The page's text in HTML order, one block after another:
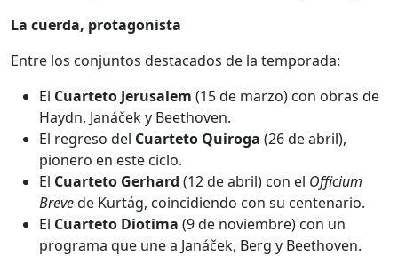
La cuerda, protagonista
Entre los conjuntos destacados de la temporada:
El Cuarteto Jerusalem (15 de marzo) con obras de
Haydn, Janáček y Beethoven.
El regreso del Cuarteto Quiroga (26 de abril),
pionero en este ciclo.
El Cuarteto Gerhard (12 de abril) con el Officium
Brevede Kurtág, coincidiendo con su centenario.
El Cuarteto Diotima (9 de noviembre) con un
programa que une a Janáček, Berg y Beethoven.